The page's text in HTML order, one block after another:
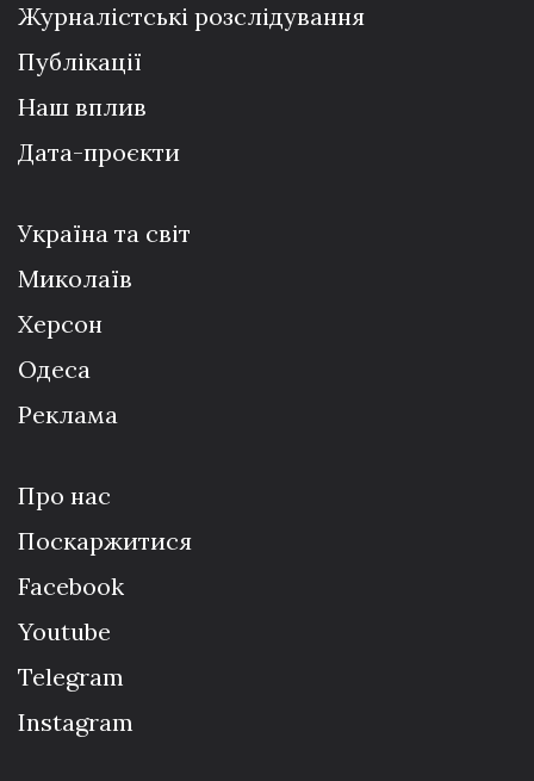
Журналістські розслідування
Публікації
Наш вплив
Дата-проєкти
Україна та світ
Миколаїв
Херсон
Одеса
Реклама
Про нас
Поскаржитися
Facebook
Youtube
Telegram
Instagram